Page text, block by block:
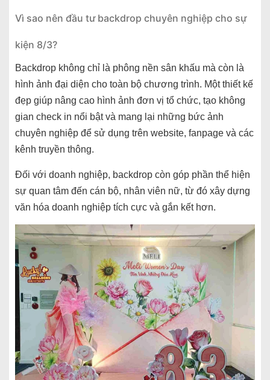
Vì sao nên đầu tư backdrop chuyên nghiệp cho sự
kiện 8/3?
Backdrop không chỉ là phông nền sân khấu mà còn là
hình ảnh đại diện cho toàn bộ chương trình. Một thiết kế
đẹp giúp nâng cao hình ảnh đơn vị tổ chức, tạo không
gian check in nổi bật và mang lại những bức ảnh
chuyên nghiệp để sử dụng trên website, fanpage và các
kênh truyền thông.
Đối với doanh nghiệp, backdrop còn góp phần thể hiện
sự quan tâm đến cán bộ, nhân viên nữ, từ đó xây dựng
văn hóa doanh nghiệp tích cực và gắn kết hơn.